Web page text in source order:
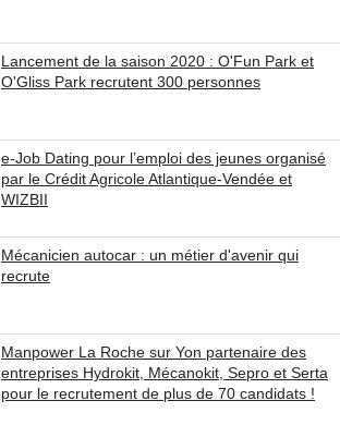
Lancement de la saison 2020 : O'Fun Park et
O'Gliss Park recrutent 300 personnes
e-Job Dating pour l’emploi des jeunes organisé
par le Crédit Agricole Atlantique-Vendée et
WIZBII
Mécanicien autocar : un métier d'avenir qui
recrute
Manpower La Roche sur Yon partenaire des
entreprises Hydrokit, Mécanokit, Sepro et Serta
pour le recrutement de plus de 70 candidats !